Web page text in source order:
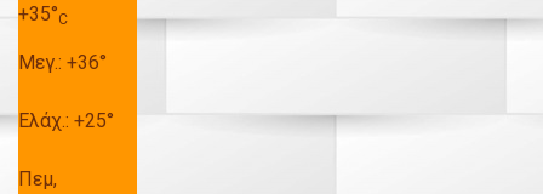
+35°C
Μεγ.: +36°
Ελάχ.: +25°
Πεμ,